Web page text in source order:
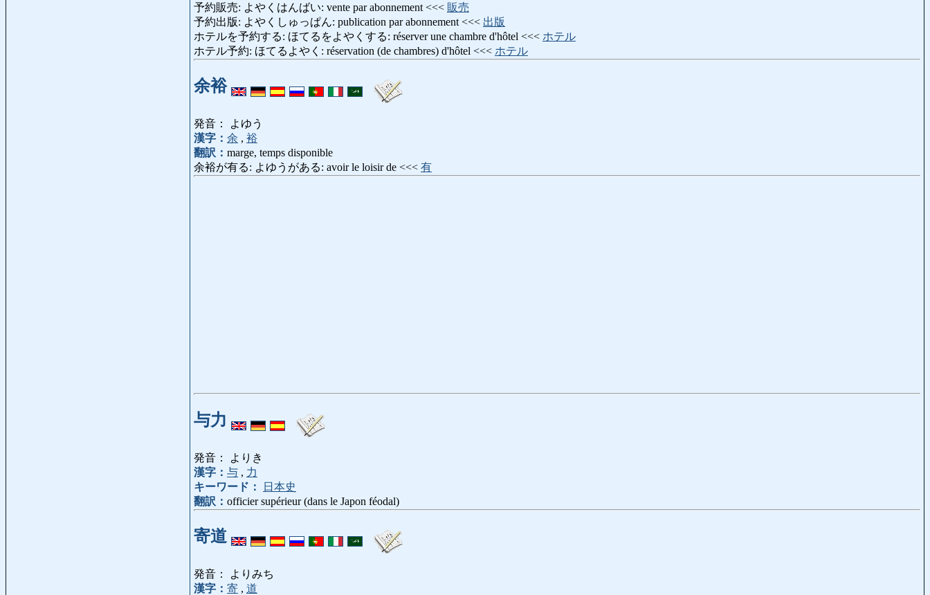
予約販売: よやくはんばい: vente par abonnement <<< 販売
予約出版: よやくしゅっぱん: publication par abonnement <<< 出版
ホテルを予約する: ほてるをよやくする: réserver une chambre d'hôtel <<< ホテル
ホテル予約: ほてるよやく: réservation (de chambres) d'hôtel <<< ホテル
余裕
発音： よゆう
漢字： 余 , 裕
翻訳： marge, temps disponible
余裕が有る: よゆうがある: avoir le loisir de <<< 有
与力
発音： よりき
漢字： 与 , 力
キーワード：
日本史
翻訳： officier supérieur (dans le Japon féodal)
寄道
発音： よりみち
漢字： 寄 , 道